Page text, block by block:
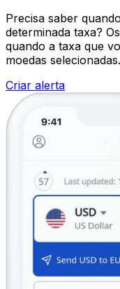
Precisa saber
determinada taxa?
quando a taxa que
moedas selecionadas.
Criar alerta